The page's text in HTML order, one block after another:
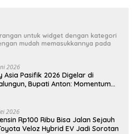
untuk widget dengan kategori
mudah memasukkannya pada
2026
Asia Pasifik 2026 Digelar di
Bupati Anton: Momentum
2026
Rp100 Ribu Bisa Jalan Sejauh
Veloz Hybrid EV Jadi Sorotan